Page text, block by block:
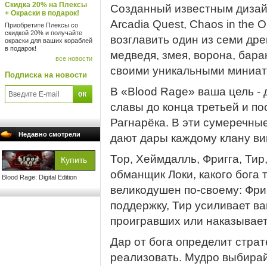
Скидка 20% на Плексы
+ Окраски в подарок!
Приобретите Плексы со
скидкой 20% и получайте
окраски для ваших кораблей
в подарок!
все новости
Подписка на новости
Недавно смотрели
Blood Rage: Digital Edition
Созданный известным
Arcadia Quest, Chaos in the
возглавить один из семи
медведя, змея, ворона,
своими уникальными
В «Blood Rage» ваша цель -
славы до конца третьей и
Рагнарёка. В эти
дают дары каждому клану
Тор, Хеймдалль, Фригга,
обманщик Локи, какого
великодушен по-своему:
поддержку, Тир усиливает
проигравших или
Дар от бога определит
реализовать. Мудро